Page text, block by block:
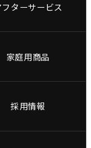
フターサービス
家庭用商品
採用情報